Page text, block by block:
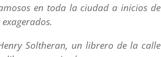
en toda la ciudad a inicios de
Soltheran, un librero de la calle